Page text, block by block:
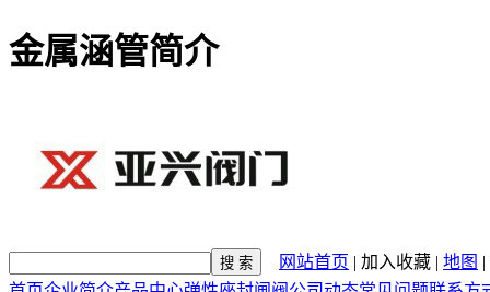
金属涵管简介
网站首页 | 加入收藏 | 地图 |